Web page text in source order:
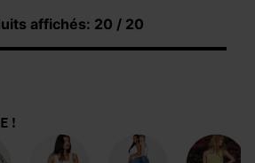
affichés: 20 / 20
!